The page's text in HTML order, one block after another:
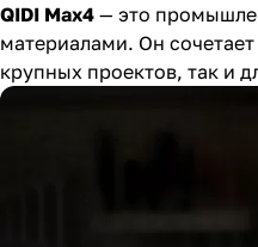
QIDI Max4 — это
материалами. Он
крупных проектов, так и